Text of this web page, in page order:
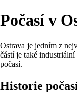
Počasí v
Ostrava je jedním z
částí je také
počasí.
Historie